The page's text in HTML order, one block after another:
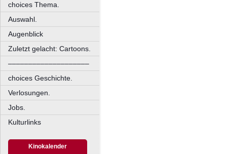
choices Thema.
Auswahl.
Augenblick
Zuletzt gelacht: Cartoons.
––––––––––––––––––––
choices Geschichte.
Verlosungen.
Jobs.
Kulturlinks
Kinokalender